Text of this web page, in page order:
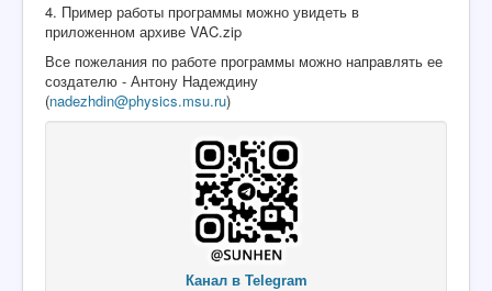
4. Пример работы программы можно увидеть в
приложенном архиве VAC.zip
Все пожелания по работе программы можно направлять ее
создателю - Антону Надеждину
(nadezhdin@physics.msu.ru)
Канал в Telegram